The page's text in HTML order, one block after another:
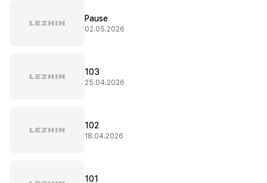
Pause
02.05.2026
103
25.04.2026
102
18.04.2026
101